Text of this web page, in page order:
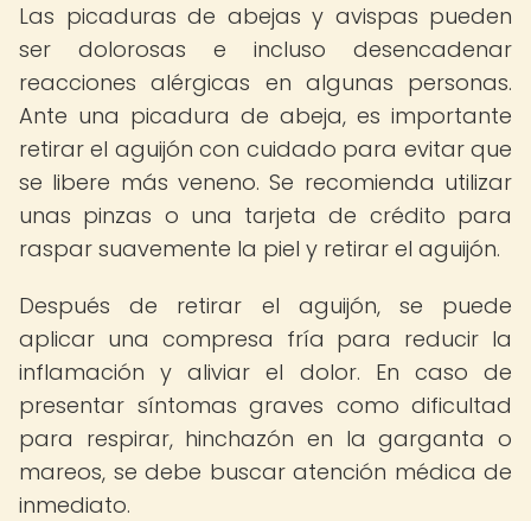
Las picaduras de abejas y avispas pueden
ser dolorosas e incluso desencadenar
reacciones alérgicas en algunas personas.
Ante una picadura de abeja, es importante
retirar el aguijón con cuidado para evitar que
se libere más veneno. Se recomienda utilizar
unas pinzas o una tarjeta de crédito para
raspar suavemente la piel y retirar el aguijón.
Después de retirar el aguijón, se puede
aplicar una compresa fría para reducir la
inflamación y aliviar el dolor. En caso de
presentar síntomas graves como dificultad
para respirar, hinchazón en la garganta o
mareos, se debe buscar atención médica de
inmediato.